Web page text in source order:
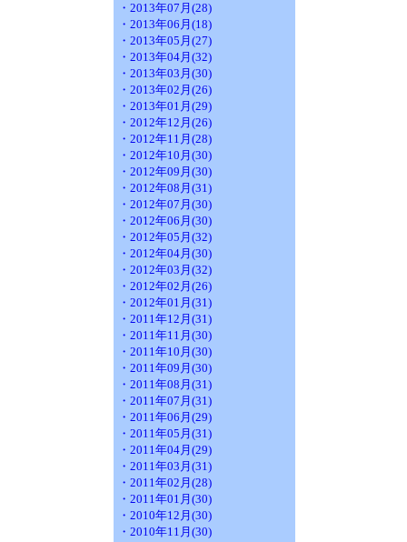
・2013年07月(28)
・2013年06月(18)
・2013年05月(27)
・2013年04月(32)
・2013年03月(30)
・2013年02月(26)
・2013年01月(29)
・2012年12月(26)
・2012年11月(28)
・2012年10月(30)
・2012年09月(30)
・2012年08月(31)
・2012年07月(30)
・2012年06月(30)
・2012年05月(32)
・2012年04月(30)
・2012年03月(32)
・2012年02月(26)
・2012年01月(31)
・2011年12月(31)
・2011年11月(30)
・2011年10月(30)
・2011年09月(30)
・2011年08月(31)
・2011年07月(31)
・2011年06月(29)
・2011年05月(31)
・2011年04月(29)
・2011年03月(31)
・2011年02月(28)
・2011年01月(30)
・2010年12月(30)
・2010年11月(30)